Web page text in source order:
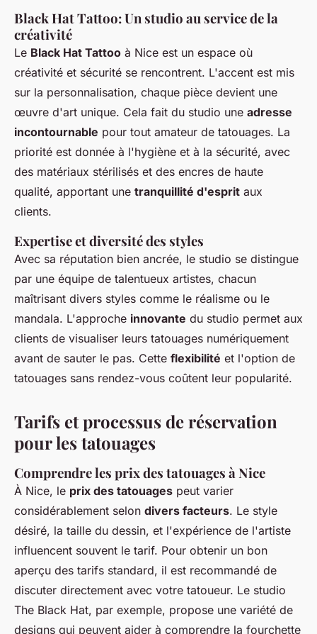
Black Hat Tattoo: Un studio au service de la
créativité
Le Black Hat Tattoo à Nice est un espace où
créativité et sécurité se rencontrent. L'accent est mis
sur la personnalisation, chaque pièce devient une
œuvre d'art unique. Cela fait du studio une adresse
incontournable pour tout amateur de tatouages. La
priorité est donnée à l'hygiène et à la sécurité, avec
des matériaux stérilisés et des encres de haute
qualité, apportant une tranquillité d'esprit aux
clients.
Expertise et diversité des styles
Avec sa réputation bien ancrée, le studio se distingue
par une équipe de talentueux artistes, chacun
maîtrisant divers styles comme le réalisme ou le
mandala. L'approche innovante du studio permet aux
clients de visualiser leurs tatouages numériquement
avant de sauter le pas. Cette flexibilité et l'option de
tatouages sans rendez-vous coûtent leur popularité.
Tarifs et processus de réservation
pour les tatouages
Comprendre les prix des tatouages à Nice
À Nice, le prix des tatouages peut varier
considérablement selon divers facteurs. Le style
désiré, la taille du dessin, et l'expérience de l'artiste
influencent souvent le tarif. Pour obtenir un bon
aperçu des tarifs standard, il est recommandé de
discuter directement avec votre tatoueur. Le studio
The Black Hat, par exemple, propose une variété de
designs qui peuvent aider à comprendre la fourchette